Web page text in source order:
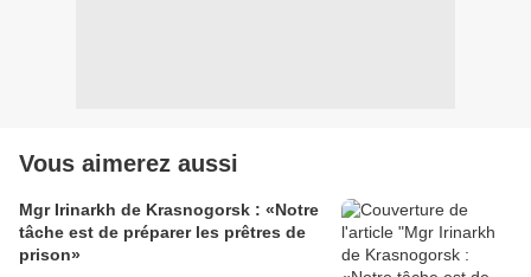
Vous aimerez aussi
Mgr Irinarkh de Krasnogorsk : «Notre
tâche est de préparer les prêtres de
prison»